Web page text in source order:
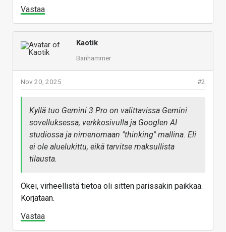
Vastaa
Kaotik
Banhammer
#2
Nov 20, 2025
Kyllä tuo Gemini 3 Pro on valittavissa Gemini
sovelluksessa, verkkosivulla ja Googlen AI
studiossa ja nimenomaan "thinking" mallina. Eli
ei ole aluelukittu, eikä tarvitse maksullista
tilausta.
Okei, virheellistä tietoa oli sitten parissakin paikkaa.
Korjataan.
Vastaa